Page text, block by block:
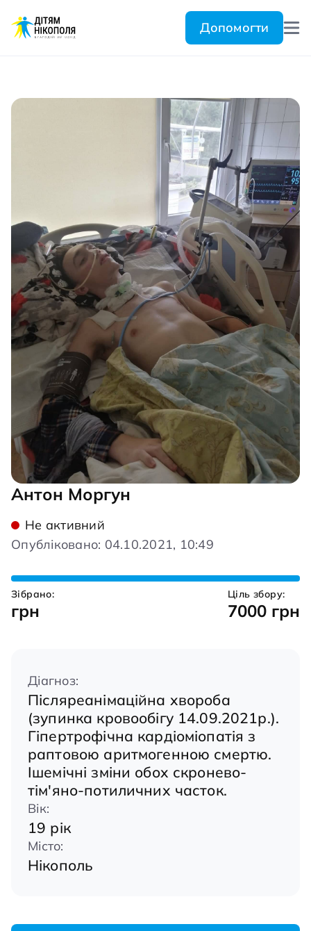
Допомогти
Антон Моргун
Не активний
Опубліковано: 04.10.2021, 10:49
Зібрано:
грн
Ціль збору:
7000 грн
Діагноз:
Післяреанімаційна хвороба
(зупинка кровообігу 14.09.2021р.).
Гіпертрофічна кардіоміопатія з
раптовою аритмогенною смертю.
Ішемічні зміни обох скронево-
тім'яно-потиличних часток.
Вік:
19 рік
Місто:
Нікополь